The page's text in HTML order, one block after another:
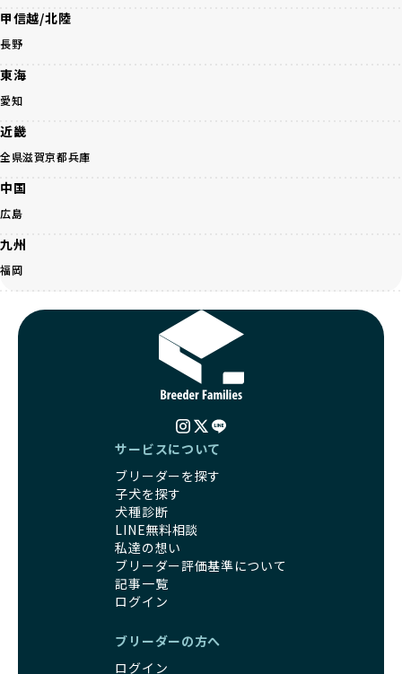
その結果、BreederFamiliesを通じてお迎えする子犬は、元
気で健康なスタートを切れることが大きな魅力です。
子犬の社会性は、家庭でのしつけをスムーズにする重要なポ
イントです。BreederFamiliesのブリーダーは、母犬や兄弟
犬、人との触れ合いの時間をしっかり確保し、子犬が自然に
コミュニケーション能力を身につけられるよう育てていま
す。
家庭に迎えたその日から、すでに社会性の基盤ができている
ため、新しい環境にもスムーズに適応できます。
これにより、飼い主さんにとっても安心してスタートできる
でしょう。
BreederFamiliesのブリーダーは、犬種に関する豊富な知識
と経験を持っています。そのため、子犬を迎えた後の健康管
理やしつけ、生活スタイルに合わせた育て方について、丁寧
なアドバイスを受けられます。「この犬種ならではの特徴
は？」「食事はどうしたらいい？」など、疑問や悩みがあれ
ば、専門的な視点から解決のヒントをもらえるのも安心でき
るポイントです。
BreederFamiliesでは、すべてのブリーダーが厳しい基準を
クリアした方々だけです。運営チームがブリーダーに直接ヒ
アリングを行い、現地確認を経て透明性の高い情報を公開し
これにより、ユーザーは見た目だけでなく、育成環境や健康
管理体制、社会性の取り組みといった客観的なデータを基に
子犬のお迎えまでのやりとりに不安を感じる方も多いかもし
れませんが、BreederFamiliesならその心配は無用です。
運営チームがブリーダーとのやりとりを全面的にサポートし
ます。不明点やトラブルが発生した場合も迅速に対応するた
め、安心してお迎え準備を進められます。
さらに、LINEでの無料相談も提供しており、気軽に質問でき
るのもBreederFamiliesならではの魅力です。
BreederFamiliesは、厳しい基準と徹底した審査プロセスを
通じて「ワンちゃんに優しい世界を創る」ことを目指してい
ます。単なる仲介サービスを超え、ワンちゃんの健康と幸
引退犬とは、繁殖期を終えたワンちゃんたちのことを指しま
す。
を願っています。よって、引退後も自宅で飼育を続けるか、
信頼できる相手に譲渡するなど、ワンちゃんが幸せに暮らせ
一方、営利優先ブリーダーは引退犬を「コスト」として考
え、早く手放すことを考えます。場合によっては、悪徳保護
になる可能性が高まります。
引退犬に対する扱いがどうなっているかも、優良ブリーダー
「引退犬も大切に」の詳細はこちら
社会化とは、ワンちゃんが人間や他の犬、日常の環境にスム
ーズに適応できるようにするプロセスです。ワンちゃんの社
会化は、生後3週間から12週間頃の「社会化期」と呼ばれる
時期が特に重要です。この期間は、ブリーダーが飼育してい
る時期と重なるため、ワンちゃんが人や他の犬、家庭環境に
対して適応力を高めるための基礎を築く貴重な機会となりま
優良ブリーダーは、母犬との愛情ある触れ合いや、兄弟犬や
他の犬との遊び、人や日常的な家庭環境への慣れを促すこと
で社会化を進めています。これにより、新しい家族に迎えら
れた後もストレスなく過ごせるようサポートします。
営利優先ブリーダーは、母犬から早期に分離し、ケージ内で
の生活が中心となるため、ワンちゃんが他の犬や人と触れ合
う機会が少なく、社会性が十分に育たないことがあります。
こうしたワンちゃんは、家庭環境に適応しづらくなるリスク
「社会化にこだわる」の詳細はこちら
り、その健康状態が子犬にも影響を与えます。出産時に母犬
が健康であることは、母犬自身の負担を軽減するだけでな
甲信越/北陸
長野
東海
愛知
近畿
全県滋賀京都兵庫
中国
広島
九州
福岡
サービスについて
ブリーダーを探す
子犬を探す
犬種診断
LINE無料相談
私達の想い
ブリーダー評価基準について
記事一覧
ログイン
ブリーダーの方へ
ログイン